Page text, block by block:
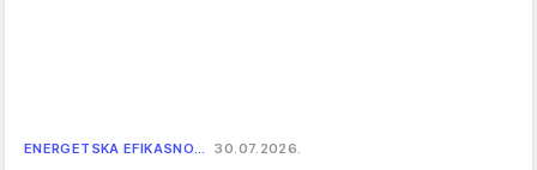
ENERGETSKA EFIKASNO… 30.07.2026.